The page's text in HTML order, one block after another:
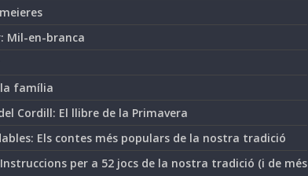
Mil-en-branca
la família
Cordill: El llibre de la Primavera
Els contes més populars de la nostra tradició
per a 52 jocs de la nostra tradició (i de més